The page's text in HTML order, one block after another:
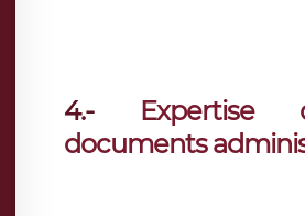
4.-
documents